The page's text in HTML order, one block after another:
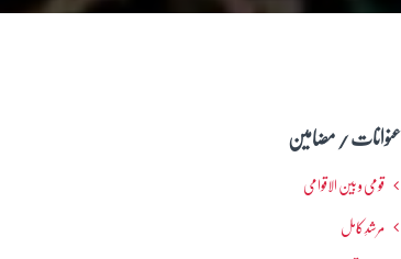
عنوانات / مضامین
قومی و بین الاقوامی
مرشدِ کامل